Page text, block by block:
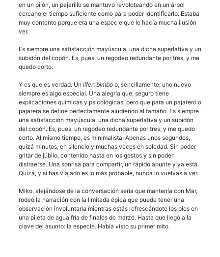
en un pilón, un pajarillo se mantuvo revoloteando en un árbol
cercano el tiempo suficiente como para poder identificarlo. Estaba
muy contento porque era una especie que le hacía mucha ilusión
ver.
Es siempre una satisfacción mayúscula, una dicha superlativa y un
subidón del copón. Es, pues, un regodeo redundante por tres, y me
quedo corto.
Y es que es verdad. Un lifer, bimbo o, sencillamente, uno nuevo
siempre es algo especial. Una alegría que, seguro tiene
explicaciones químicas y psicológicas, pero que para un pajarero o
pajarera se define perfectamente aludiendo al tamaño. Es siempre
una satisfacción mayúscula, una dicha superlativa y un subidón
del copón. Es, pues, un regodeo redundante por tres, y me quedo
corto. Al mismo tiempo, es minimalista. Apenas unos segundos,
quizá minutos, en silencio y muchas veces en soledad. Sin poder
gritar de júbilo, contenido hasta en los gestos y sin poder
distraerse. Una sonrisa para compartir, un rápido apunte y ya está.
Quizá, y si has viajado es lo más probable, nunca lo vuelvas a ver.
Miko, alejándose de la conversación seria que mantenía con Mar,
rodeó la narración con la limitada épica que puede tener una
observación involuntaria mientras estás refrescándote los pies en
una pileta de agua fría de finales de marzo. Hasta que llegó a la
clave del asunto: la especie. Había visto su primer mito.